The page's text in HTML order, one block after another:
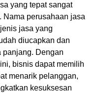
yang tepat sangat
Nama perusahaan jasa
jasa yang
diucapkan dan
panjang. Dengan
bisnis dapat memilih
menarik pelanggan,
kesuksesan